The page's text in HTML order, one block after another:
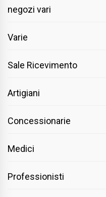
negozi vari
Varie
Sale Ricevimento
Artigiani
Concessionarie
Medici
Professionisti